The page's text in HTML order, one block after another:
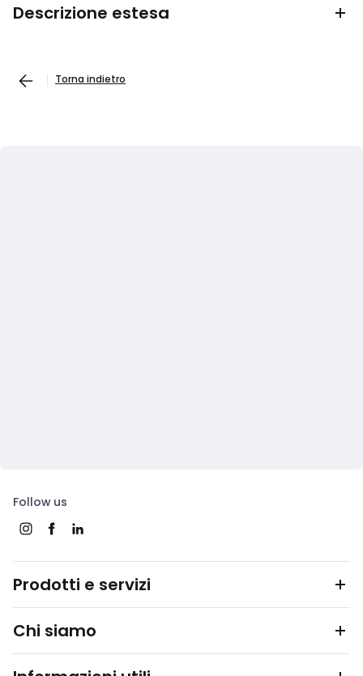
Descrizione estesa
Torna indietro
Follow us
Prodotti e servizi
Chi siamo